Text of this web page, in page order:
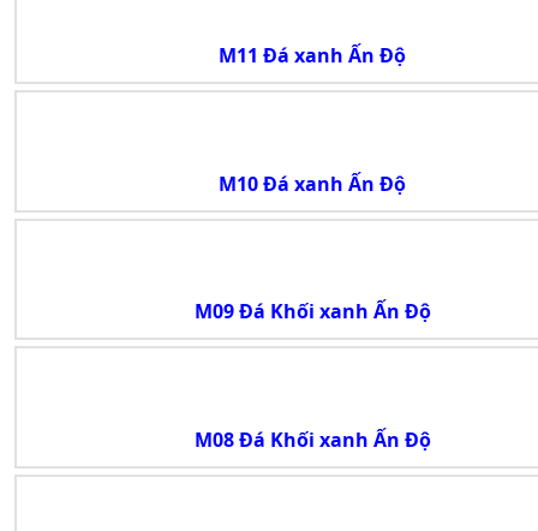
M11 Đá xanh Ấn Độ
M10 Đá xanh Ấn Độ
M09 Đá Khối xanh Ấn Độ
M08 Đá Khối xanh Ấn Độ